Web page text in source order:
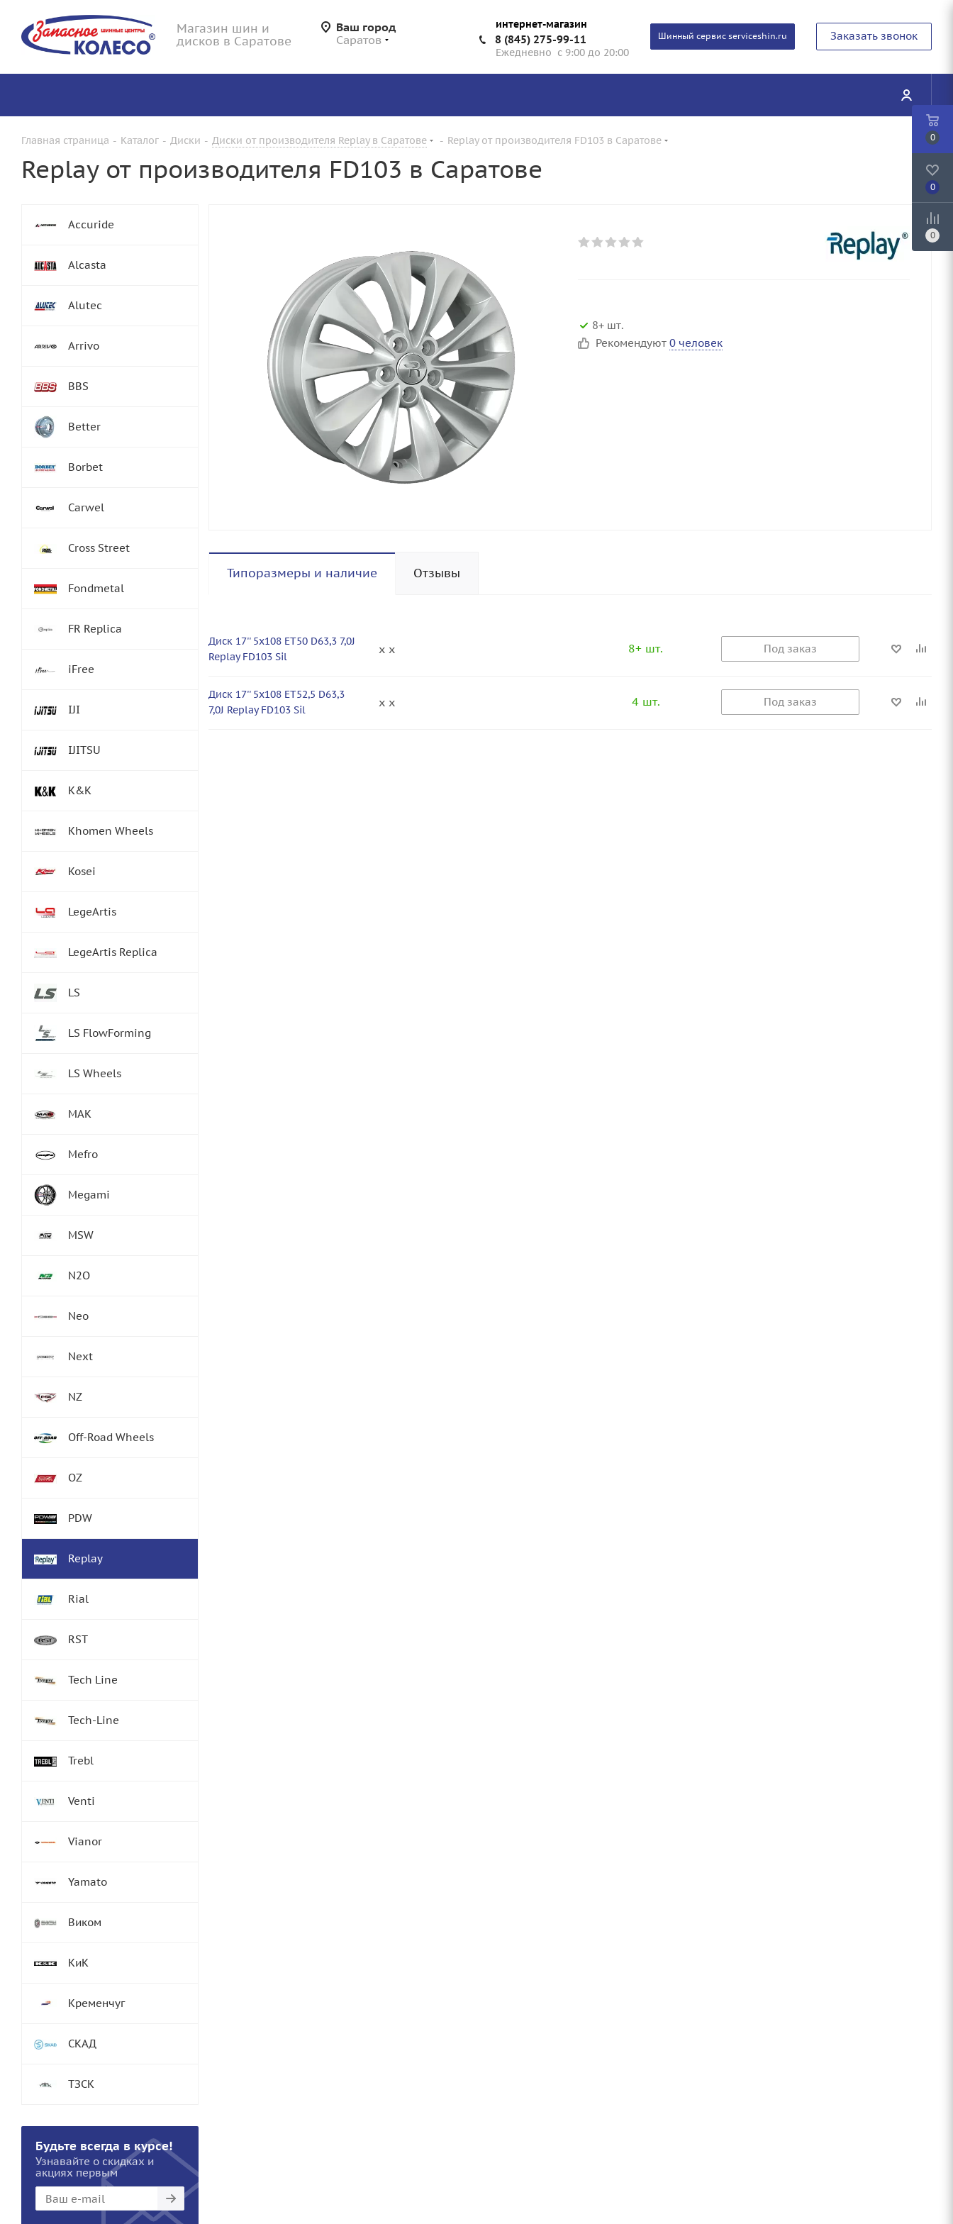
Магазин шин и
дисков в Саратове
Ваш город
Саратов
интернет-магазин
8 (845) 275-99-11
Ежедневно с 9:00 до 20:00
Шинный сервис serviceshin.ru Заказать звонок
Главная страница - Каталог - Диски - Диски от производителя Replay в Саратове - Replay от производителя FD103 в Саратове
Replay от производителя FD103 в Саратове
8+ шт.
Рекомендуют 0 человек
Типоразмеры и наличие Отзывы
Диск 17'' 5x108 ET50 D63,3 7,0J
Replay FD103 Sil
x x 8+ шт. Под заказ
Диск 17'' 5x108 ET52,5 D63,3
7,0J Replay FD103 Sil
x x 4 шт. Под заказ
Accuride
Alcasta
Alutec
Arrivo
BBS
Better
Borbet
Carwel
Cross Street
Fondmetal
FR Replica
iFree
IJI
IJITSU
K&K
Khomen Wheels
Kosei
LegeArtis
LegeArtis Replica
LS
LS FlowForming
LS Wheels
MAK
Mefro
Megami
MSW
N2O
Neo
Next
NZ
Off-Road Wheels
OZ
PDW
Replay
Rial
RST
Tech Line
Tech-Line
Trebl
Venti
Vianor
Yamato
Виком
КиК
Кременчуг
СКАД
ТЗСК
Будьте всегда в курсе!
Узнавайте о скидках и
акциях первым
0
0
0